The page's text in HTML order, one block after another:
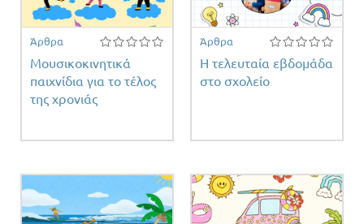
Άρθρα
Μουσικοκινητικά
παιχνίδια για το τέλος
της χρονιάς
Άρθρα
Η τελευταία εβδομάδα
στο σχολείο